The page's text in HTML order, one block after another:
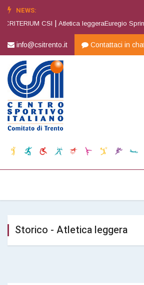
NEWS:
CSI |Atletica leggeraEuregio Sprint
info@csitrento.it Contattaci in
Storico - Atletica leggera